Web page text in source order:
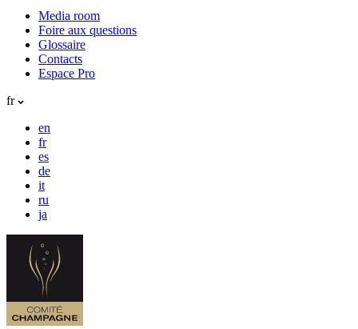
Media room
Foire aux questions
Glossaire
Contacts
Espace Pro
fr
en
fr
es
de
it
ru
ja